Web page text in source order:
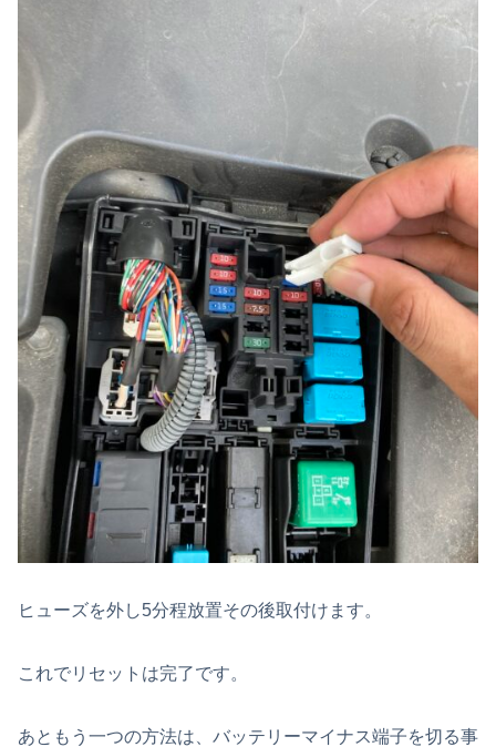
ヒューズを外し5分程放置その後取付けます。
これでリセットは完了です。
あともう一つの方法は、バッテリーマイナス端子を切る事